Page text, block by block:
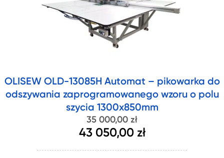
OLISEW OLD-13085H Automat – pikowarka do
odszywania zaprogramowanego wzoru o polu
szycia 1300x850mm
35 000,00 zł
43 050,00 zł